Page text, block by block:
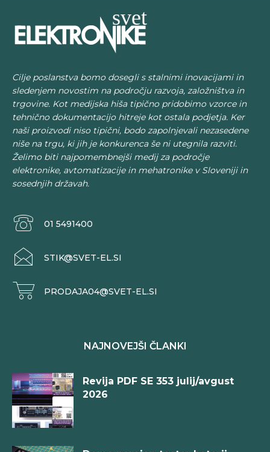
Cilje poslanstva bomo dosegli s stalnimi inovacijami in
sledenjem novostim na področju razvoja, založništva in
trgovine. Kot medijska hiša tipično pridobimo vzorce in
tehnično dokumentacijo hitreje kot ostala podjetja. Ker
naši proizvodi niso tipični, bodo zapolnjevali nezasedene
niše na trgu, ki jih je konkurenca še ni utegnila razviti.
Želimo biti najpomembnejši medij za področje
elektronike, avtomatizacije in mehatronike v Sloveniji in
sosednjih državah.
01 5491400
STIK@SVET-EL.SI
PRODAJA04@SVET-EL.SI
NAJNOVEJŠI ČLANKI
Revija PDF SE 353 julij/avgust
2026